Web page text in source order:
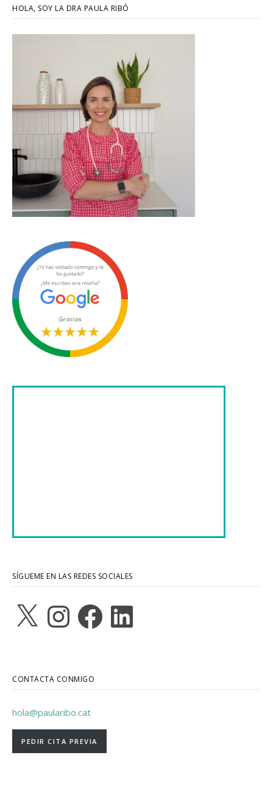
HOLA, SOY LA DRA PAULA RIBÓ
SÍGUEME EN LAS REDES SOCIALES
X InstagramFacebookLinkedIn
CONTACTA CONMIGO
hola@paularibo.cat
PEDIR CITA PREVIA